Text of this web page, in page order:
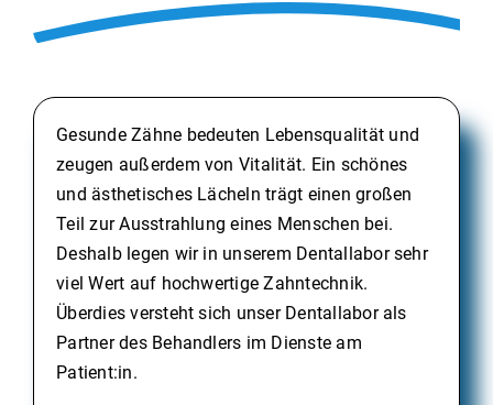
Gesunde Zähne bedeuten Lebensqualität und
zeugen außerdem von Vitalität. Ein schönes
und ästhetisches Lächeln trägt einen großen
Teil zur Ausstrahlung eines Menschen bei.
Deshalb legen wir in unserem Dentallabor sehr
viel Wert auf hochwertige Zahntechnik.
Überdies versteht sich unser Dentallabor als
Partner des Behandlers im Dienste am
Patient:in.